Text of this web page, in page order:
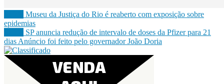
Museu da Justiça do Rio é reaberto com exposição sobre
epidemias
SP anuncia redução de intervalo de doses da Pfizer para 21
dias Anúncio foi feito pelo governador João Doria